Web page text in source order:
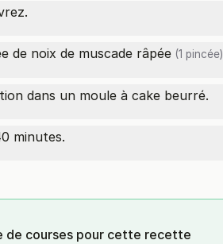
de noix de muscade râpée (1 pincée)
dans un moule à cake beurré.
minutes.
de courses pour cette recette